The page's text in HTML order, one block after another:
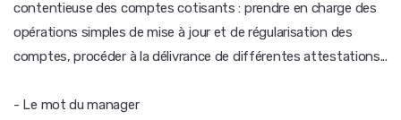
contentieuse des comptes cotisants : prendre en charge des
opérations simples de mise à jour et de régularisation des
comptes, procéder à la délivrance de différentes attestations...
- Le mot du manager